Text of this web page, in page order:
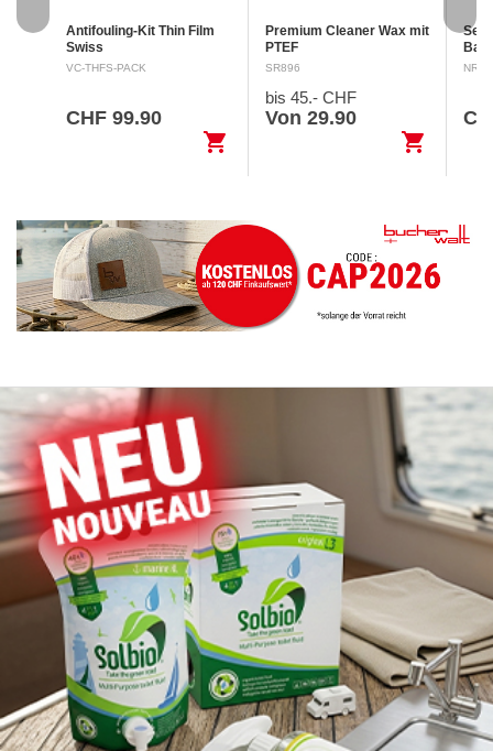
Antifouling-Kit Thin Film
Swiss
Sicherheitsdatenblatt A
Flüssigkeit und Dampf
leicht entzündlich. H315
Verursacht Hautreizung.…
VC-THFS-PACK
CHF 99.90
shopping_cart
Premium Cleaner Wax mit
PTEF
Sicherheitsdatenblatt
Schädlich für
Wasserorganismen, mit
langfristiger Wirkung.
EUH208 Enthält Enthält
SR896
bis 45.- CHF
Von 29.90
shopping_cart
Set